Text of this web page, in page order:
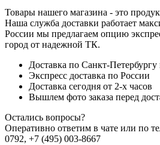
Товары нашего магазина - это
Наша служба доставки работает
России мы предлагаем опцию
город от надежной ТК.
Доставка по Санкт-
Экспресс доставка по России
Доставка сегодня от 2-х часов
Вышлем фото заказа перед
Остались вопросы?
Оперативно ответим в чате или по
0792, +7 (495) 003-8667